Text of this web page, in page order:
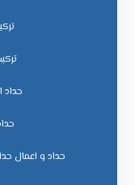
حداد
حداد و اعمال